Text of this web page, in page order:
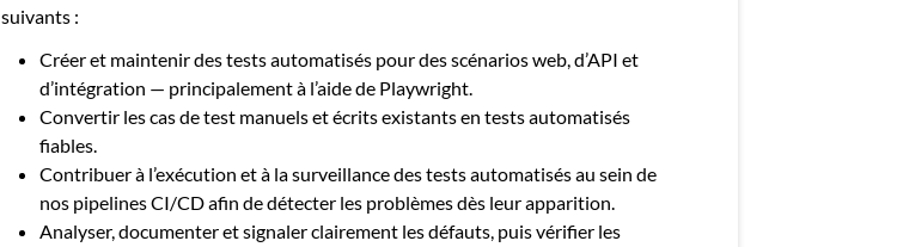
suivants :
Créer et maintenir des tests automatisés pour des scénarios web, d’API et
d’intégration — principalement à l’aide de Playwright.
Convertir les cas de test manuels et écrits existants en tests automatisés
fiables.
Contribuer à l’exécution et à la surveillance des tests automatisés au sein de
nos pipelines CI/CD afin de détecter les problèmes dès leur apparition.
Analyser, documenter et signaler clairement les défauts, puis vérifier les